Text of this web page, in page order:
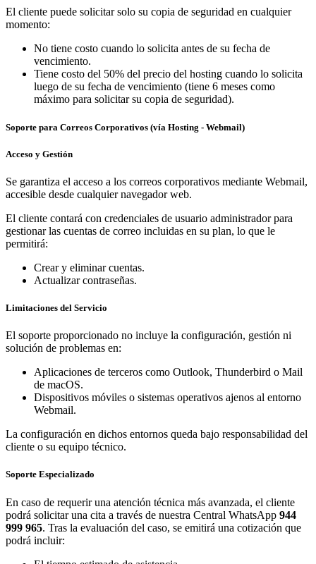
El cliente puede solicitar solo su copia de seguridad en cualquier
momento:
No tiene costo cuando lo solicita antes de su fecha de
vencimiento.
Tiene costo del 50% del precio del hosting cuando lo solicita
luego de su fecha de vencimiento (tiene 6 meses como
máximo para solicitar su copia de seguridad).
Soporte para Correos Corporativos (vía Hosting - Webmail)
Acceso y Gestión
Se garantiza el acceso a los correos corporativos mediante Webmail,
accesible desde cualquier navegador web.
El cliente contará con credenciales de usuario administrador para
gestionar las cuentas de correo incluidas en su plan, lo que le
permitirá:
Crear y eliminar cuentas.
Actualizar contraseñas.
Limitaciones del Servicio
El soporte proporcionado no incluye la configuración, gestión ni
solución de problemas en:
Aplicaciones de terceros como Outlook, Thunderbird o Mail
de macOS.
Dispositivos móviles o sistemas operativos ajenos al entorno
Webmail.
La configuración en dichos entornos queda bajo responsabilidad del
cliente o su equipo técnico.
Soporte Especializado
En caso de requerir una atención técnica más avanzada, el cliente
podrá solicitar una cita a través de nuestra Central WhatsApp 944
999 965. Tras la evaluación del caso, se emitirá una cotización que
podrá incluir: